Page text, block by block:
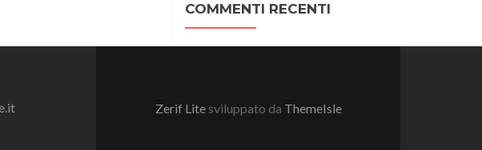
COMMENTI RECENTI
Zerif Lite sviluppato da ThemeIsle